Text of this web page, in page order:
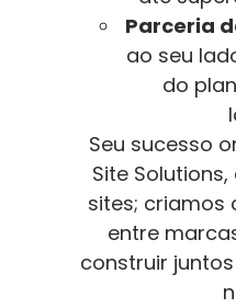
Parceria
ao seu
do
Seu sucesso
Site
sites; criamos
entre
construir